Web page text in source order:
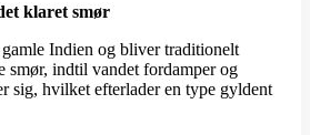
klaret smør
Indien og bliver traditionelt
smør, indtil vandet fordamper og
sig, hvilket efterlader en type gyldent